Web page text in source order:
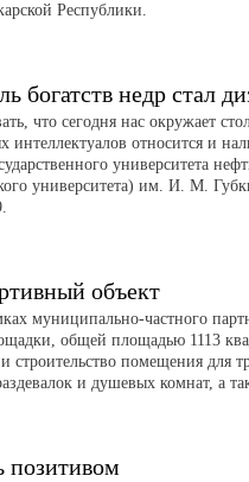
Республики.
богатств недр стал
что сегодня нас окружает
интеллектуалов относится и
университета
университета) им. И. М.
объект
муниципально-частного
общей площадью 1113
и строительство помещения для
и душевых комнат, а
позитивом